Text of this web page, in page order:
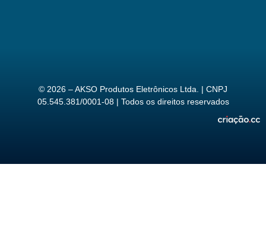
© 2026 – AKSO Produtos Eletrônicos Ltda. | CNPJ
05.545.381/0001-08 | Todos os direitos reservados